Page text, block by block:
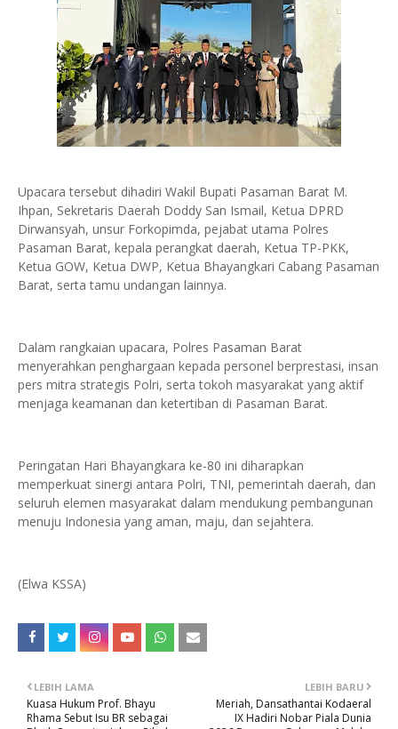
Upacara tersebut dihadiri Wakil Bupati Pasaman Barat M.
Ihpan, Sekretaris Daerah Doddy San Ismail, Ketua DPRD
Dirwansyah, unsur Forkopimda, pejabat utama Polres
Pasaman Barat, kepala perangkat daerah, Ketua TP-PKK,
Ketua GOW, Ketua DWP, Ketua Bhayangkari Cabang Pasaman
Barat, serta tamu undangan lainnya.
Dalam rangkaian upacara, Polres Pasaman Barat
menyerahkan penghargaan kepada personel berprestasi, insan
pers mitra strategis Polri, serta tokoh masyarakat yang aktif
menjaga keamanan dan ketertiban di Pasaman Barat.
Peringatan Hari Bhayangkara ke-80 ini diharapkan
memperkuat sinergi antara Polri, TNI, pemerintah daerah, dan
seluruh elemen masyarakat dalam mendukung pembangunan
menuju Indonesia yang aman, maju, dan sejahtera.
(Elwa KSSA)
LEBIH BARU
Meriah, Dansathantai Kodaeral
IX Hadiri Nobar Piala Dunia
LEBIH LAMA
Kuasa Hukum Prof. Bhayu
Rhama Sebut Isu BR sebagai